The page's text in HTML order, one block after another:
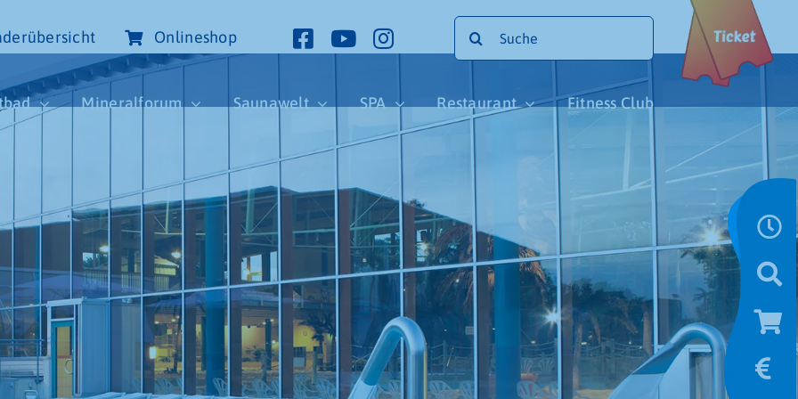
Onlineshop
nach:
Mineralforum Saunawelt SPA Restaurant Fitness Club